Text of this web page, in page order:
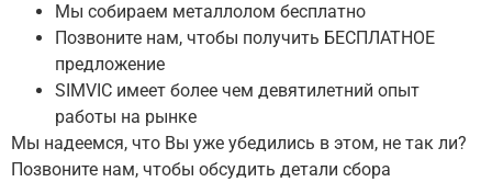
Мы собираем металлолом бесплатно
Позвоните нам, чтобы получить БЕСПЛАТНОЕ
предложение
SIMVIC имеет более чем девятилетний опыт
работы на рынке
Мы надеемся, что Вы уже убедились в этом, не так ли?
Позвоните нам, чтобы обсудить детали сбора